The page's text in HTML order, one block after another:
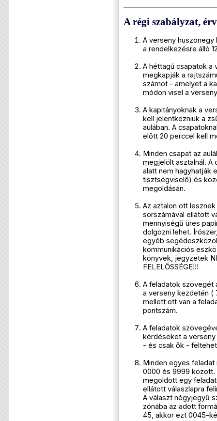
A régi szabályzat,
A verseny
a rendelkezésre álló
A héttagú csapatok a
megkapják a
számot – amelyet a
módon visel a
A kapitányoknak a
kell jelentkezniük a
aulában. A
előtt 20 perccel kell
Minden csapat az
megjelölt asztalnál. A
alatt nem hagyhatják
tisztségviselő) és
megoldásán.
Az aztalon ott
sorszámával ellátott
mennyiségű üres
dolgozni lehet.
egyéb
kommunikációs
könyvek, jegyzetek
FELELŐSSÉGE!!!
A feladatok szövegét
a verseny kezdetén (
mellett ott van a
pontszám.
A feladatok
kérdéseket a
- és csak ők -
Minden egyes
0000 és 9999 között.
megoldott egy
ellátott válaszlapra
A választ négyjegyű
zónába az adott
45, akkor ezt 0045-